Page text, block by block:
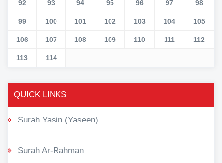
92 93 94 95 96 97 98
99 100 101 102 103 104 105
106 107 108 109 110 111 112
113 114
QUICK LINKS
Surah Yasin (Yaseen)
Surah Ar-Rahman